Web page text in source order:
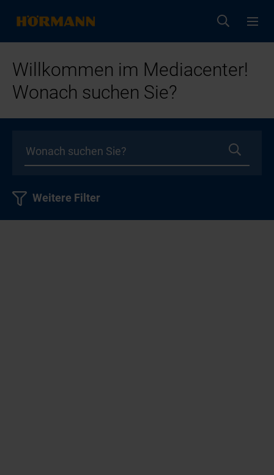
Willkommen im Mediacenter!
Wonach suchen Sie?
Weitere Filter